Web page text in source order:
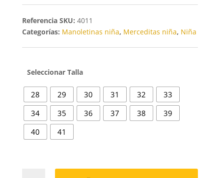
Talla
28 29 30 31 32
33
34
35 36 37 38
39
40
41
SKU: 4011
Categorías: Manoletinas niña, Merceditas niña, Niña